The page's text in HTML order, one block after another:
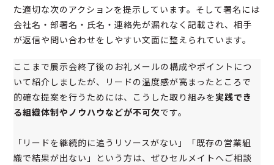
た適切な次のアクションを提示しています。そして署名には
会社名・部署名・氏名・連絡先が漏れなく記載され、相手
が返信や問い合わせをしやすい文面に整えられています。
ここまで展示会終了後のお礼メールの構成やポイントにつ
いて紹介しましたが、リードの温度感が高まったところで
的確な提案を行うためには、こうした取り組みを実践でき
る組織体制やノウハウなどが不可欠です。
「リードを継続的に追うリソースがない」「既存の営業組
織で結果が出ない」という方は、ぜひセルメイトへご相談